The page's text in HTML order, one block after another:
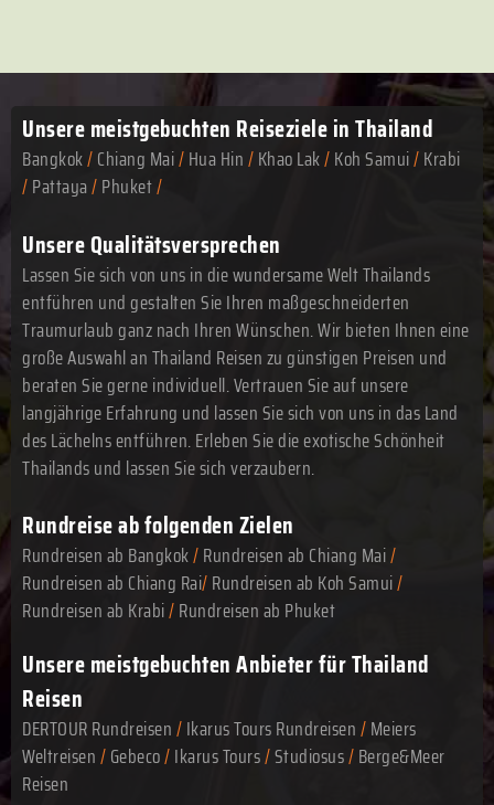
Unsere meistgebuchten Reiseziele in Thailand
Bangkok/Chiang Mai/Hua Hin/Khao Lak/Koh Samui/Krabi
/Pattaya/Phuket/
Unsere Qualitätsversprechen
Lassen Sie sich von uns in die wundersame Welt Thailands
entführen und gestalten Sie Ihren maßgeschneiderten
Traumurlaub ganz nach Ihren Wünschen. Wir bieten Ihnen eine
große Auswahl an Thailand Reisen zu günstigen Preisen und
beraten Sie gerne individuell. Vertrauen Sie auf unsere
langjährige Erfahrung und lassen Sie sich von uns in das Land
des Lächelns entführen. Erleben Sie die exotische Schönheit
Thailands und lassen Sie sich verzaubern.
Rundreise ab folgenden Zielen
Rundreisen ab Bangkok/Rundreisen ab Chiang Mai/
Rundreisen ab Chiang Rai/Rundreisen ab Koh Samui/
Rundreisen ab Krabi/Rundreisen ab Phuket
Unsere meistgebuchten Anbieter für Thailand
Reisen
DERTOUR Rundreisen/Ikarus Tours Rundreisen/Meiers
Weltreisen/Gebeco/Ikarus Tours/Studiosus/Berge&Meer
Reisen